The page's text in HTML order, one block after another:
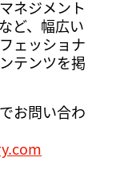
ネジメント
ど、幅広い
ェッショナ
テンツを掲
お問い合わ